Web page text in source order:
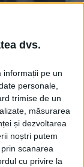
dvs.
informații pe un
personale,
trimise de un
măsurarea
și dezvoltarea
noștri putem
scanarea
cu privire la
ar